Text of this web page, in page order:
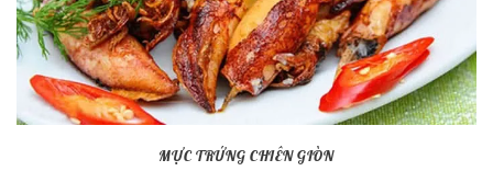
MỰC TRỨNG CHIÊN GIÒN